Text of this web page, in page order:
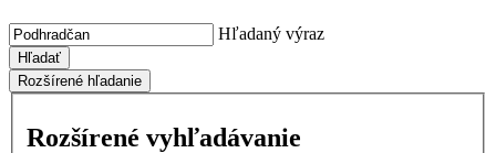
Hľadaný výraz
Hľadať
Rozšírené hľadanie
Rozšírené vyhľadávanie